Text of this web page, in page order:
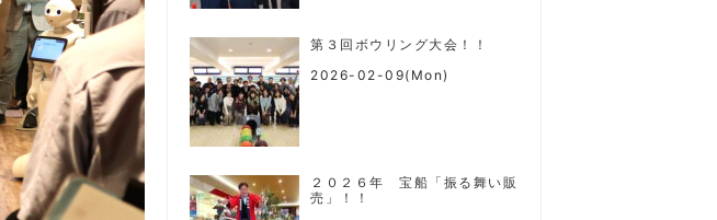
第３回ボウリング大会！！
2026-02-09(Mon)
２０２６年 宝船「振る舞い販
売」！！